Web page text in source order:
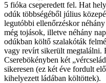
5 fióka cseperedett fel. Hat
odúk többségéből július
legutóbbi ellenőrzéskor
még tojások, illetve néhány
odúkban költő szalakóták
vagy revírt sikerült megtalálni.
Cserebökényben két
sikeresen (ez két éve fordult
kihelyezett ládában költöttek).